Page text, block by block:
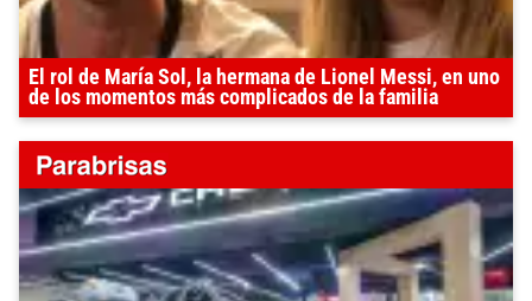
El rol de María Sol, la hermana de Lionel Messi, en uno
de los momentos más complicados de la familia